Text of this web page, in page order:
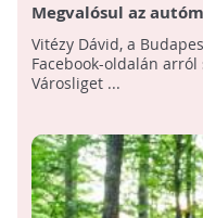
Megvalósul az
Vitézy Dávid, a
Facebook-oldalán
Városliget ...